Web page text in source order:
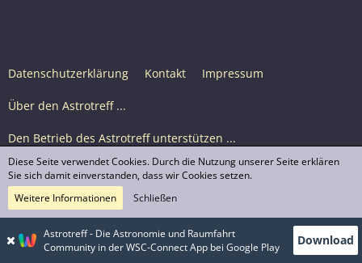
Datenschutzerklärung Kontakt Impressum
Über den Astrotreff ...
Den Betrieb des Astrotreff unterstützen ...
Nutzungsbedingungen
© Astrotreff 2001-2026, lizenziert unter CC BY-SA,
sofern für einzelne Inhalte nicht anders angegeben
Astrotreff - Die Astronomie und Raumfahrt
Community in der WSC-Connect App bei Google Play
Download
Diese Seite verwendet Cookies. Durch die Nutzung unserer Seite erklären
Sie sich damit einverstanden, dass wir Cookies setzen.
Weitere Informationen
Schließen